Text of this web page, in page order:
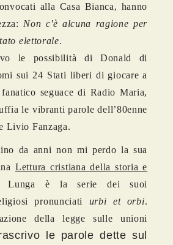
alla Casa Bianca, hanno
Non c'è alcuna ragione per
elettorale.
le possibilità di Donald di
sui 24 Stati liberi di giocare a
seguace di Radio Maria,
le vibranti parole dell’80enne
Livio Fanzaga.
da anni non mi perdo la sua
Lettura cristiana della storia e
Lunga è la serie dei suoi
pronunciati urbi et orbi.
della legge sulle unioni
le parole dette sul